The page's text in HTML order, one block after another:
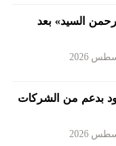
السيد» بعد
بدعم من الشركات